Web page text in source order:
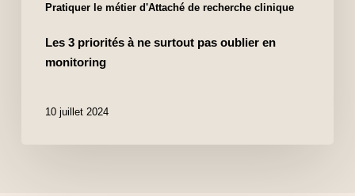
Pratiquer le métier d'Attaché de recherche clinique
Les 3 priorités à ne surtout pas oublier en
monitoring
10 juillet 2024